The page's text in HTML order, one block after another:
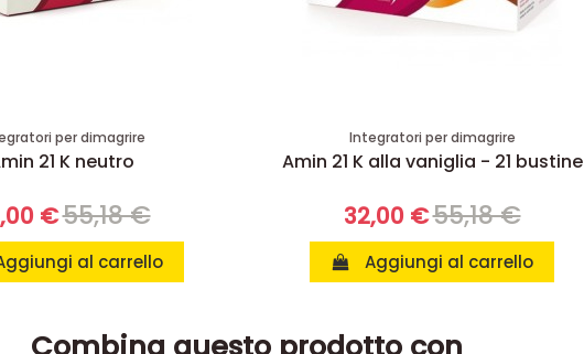
per dimagrire
21 K neutro
€55,18 €
al carrello
Integratori per dimagrire
Amin 21 K alla vaniglia - 21 bustine
32,00 €55,18 €
Aggiungi al carrello
Combina questo prodotto con